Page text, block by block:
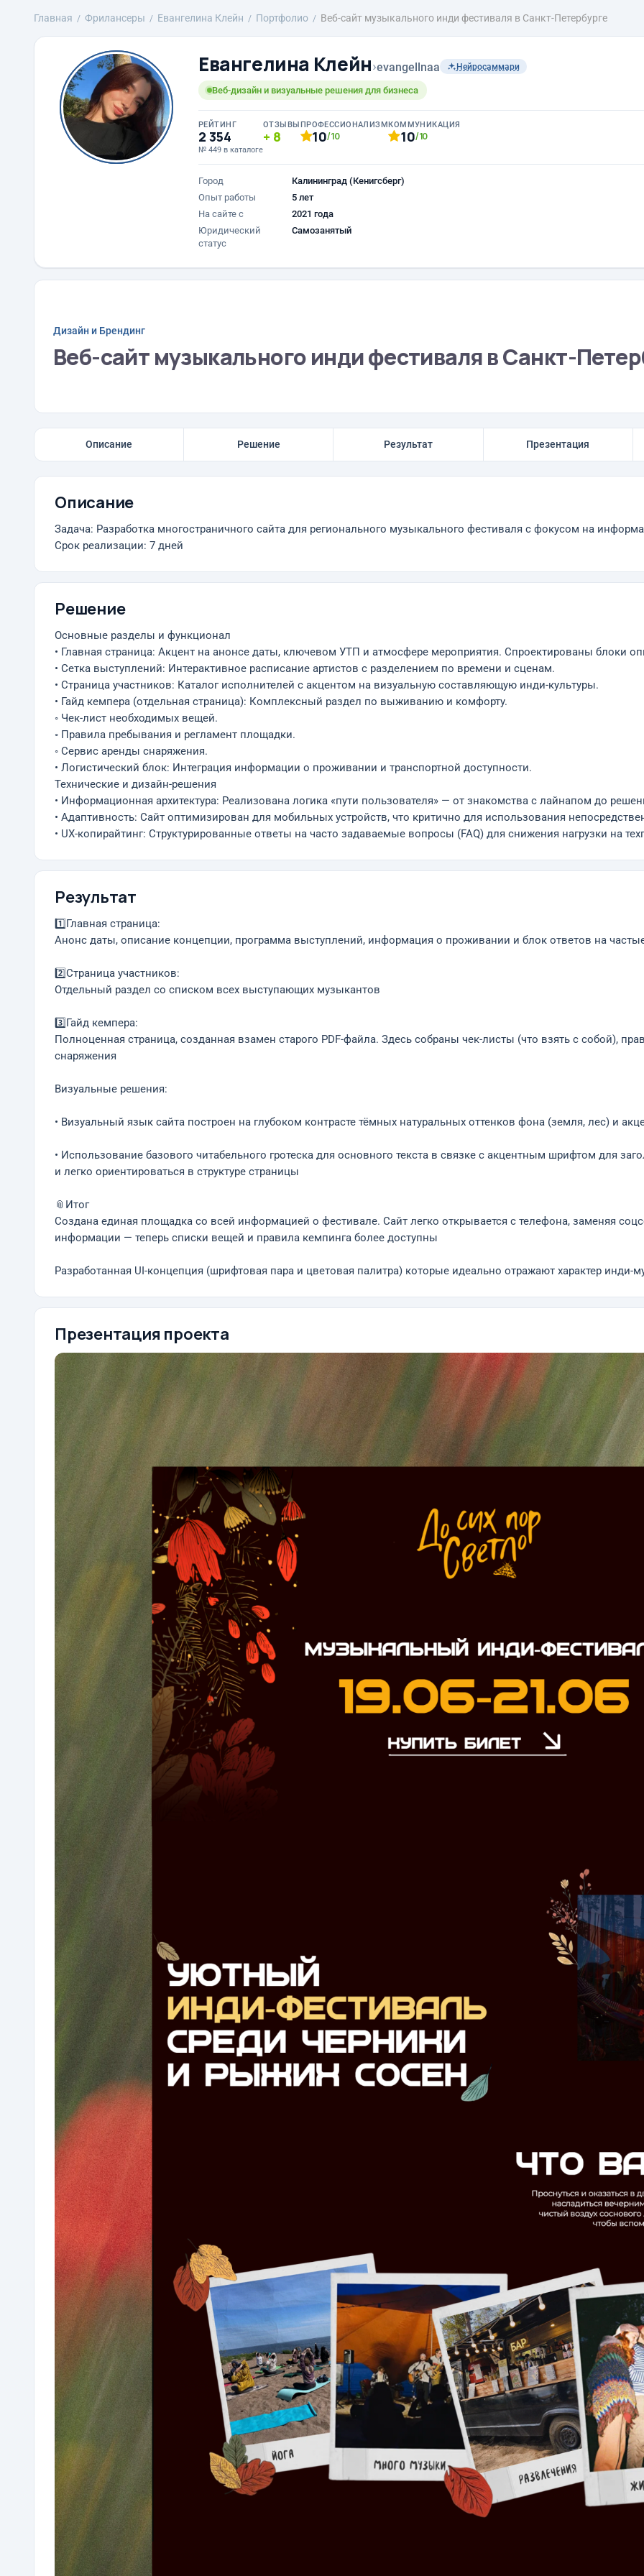
Главная Фрилансеры Евангелина Клейн Портфолио Веб-сайт музыкального инди фестиваля в Санкт-Петербурге
Евангелина Клейн›evangellnaa Нейросаммари
Веб-дизайн и визуальные решения для бизнеса
РЕЙТИНГ
2 354
№ 449 в каталоге
ОТЗЫВЫ
8
ПРОФЕССИОНАЛИЗМ
10/10
КОММУНИКАЦИЯ
10/10
Город
Калининград (Кенигсберг)
Опыт работы
5 лет
На сайте с
2021 года
Юридический
статус
Самозанятый
Дизайн и Брендинг
Веб-сайт музыкального инди фестиваля в Санкт-
Описание Решение Результат Презентация
Описание
Задача: Разработка многостраничного сайта для регионального музыкального фестиваля с фокусом на
Срок реализации: 7 дней
Решение
Основные разделы и функционал
• Главная страница: Акцент на анонсе даты, ключевом УТП и атмосфере мероприятия. Спроектированы блоки
• Сетка выступлений: Интерактивное расписание артистов с разделением по времени и сценам.
• Страница участников: Каталог исполнителей с акцентом на визуальную составляющую инди-культуры.
• Гайд кемпера (отдельная страница): Комплексный раздел по выживанию и комфорту.
◦ Чек-лист необходимых вещей.
◦ Правила пребывания и регламент площадки.
◦ Сервис аренды снаряжения.
• Логистический блок: Интеграция информации о проживании и транспортной доступности.
Технические и дизайн-решения
• Информационная архитектура: Реализована логика «пути пользователя» — от знакомства с лайнапом до
• Адаптивность: Сайт оптимизирован для мобильных устройств, что критично для использования
• UX-копирайтинг: Структурированные ответы на часто задаваемые вопросы (FAQ) для снижения нагрузки на
Результат
1️⃣Главная страница:
Анонс даты, описание концепции, программа выступлений, информация о проживании и блок ответов на
2️⃣Страница участников:
Отдельный раздел со списком всех выступающих музыкантов
3️⃣Гайд кемпера:
Полноценная страница, созданная взамен старого PDF-файла. Здесь собраны чек-листы (что взять с собой),
снаряжения
Визуальные решения:
• Визуальный язык сайта построен на глубоком контрасте тёмных натуральных оттенков фона (земля, лес) и
• Использование базового читабельного гротеска для основного текста в связке с акцентным шрифтом для
и легко ориентироваться в структуре страницы
📎Итог
Создана единая площадка со всей информацией о фестивале. Сайт легко открывается с телефона, заменяя
информации — теперь списки вещей и правила кемпинга более доступны
Разработанная UI-концепция (шрифтовая пара и цветовая палитра) которые идеально отражают характер
Презентация проекта